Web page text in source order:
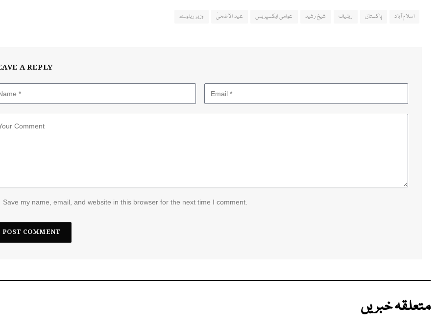
اسلام آباد پاکستان ریلیف شیخ رشید عوامی ایکسپریس عید الاضحیٰ وزیر ریلوے
A REPLY
Save my name, email, and website in this browser for the next time I comment.
متعلقہ خبریں